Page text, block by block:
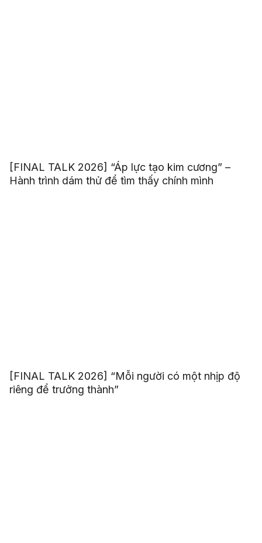
[FINAL TALK 2026] “Áp lực tạo kim cương” –
Hành trình dám thử để tìm thấy chính mình
[FINAL TALK 2026] “Mỗi người có một nhịp độ
riêng để trưởng thành”